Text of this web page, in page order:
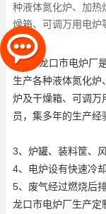
种液体氮化炉、加热
燥箱、可调万用电炉
多年的生产经验，可
龙口市电炉厂
生产各种液体氮化炉
炉及干燥箱、可调万
员，集多年的生产经
3、炉罐、装料筐、
4、电炉设有快速冷
5、废气经过燃烧后
龙口市电炉厂生产定